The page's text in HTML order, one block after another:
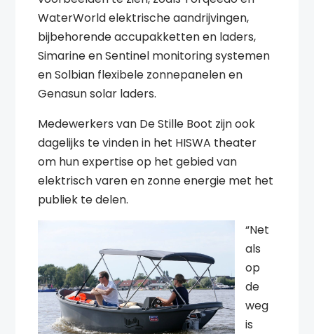
WaterWorld elektrische aandrijvingen,
bijbehorende accupakketten en laders,
Simarine en Sentinel monitoring systemen
en Solbian flexibele zonnepanelen en
Genasun solar laders.
Medewerkers van De Stille Boot zijn ook
dagelijks te vinden in het HISWA theater
om hun expertise op het gebied van
elektrisch varen en zonne energie met het
publiek te delen.
“Net
als
op
de
weg
is